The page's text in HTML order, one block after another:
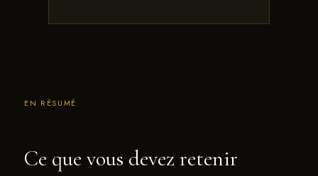
EN RÉSUMÉ
Ce que vous devez retenir